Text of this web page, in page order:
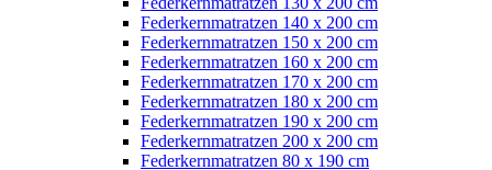
Federkernmatratzen 140 x 200 cm
Federkernmatratzen 150 x 200 cm
Federkernmatratzen 160 x 200 cm
Federkernmatratzen 170 x 200 cm
Federkernmatratzen 180 x 200 cm
Federkernmatratzen 190 x 200 cm
Federkernmatratzen 200 x 200 cm
Federkernmatratzen 80 x 190 cm